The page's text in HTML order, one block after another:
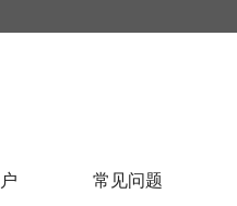
常见问题